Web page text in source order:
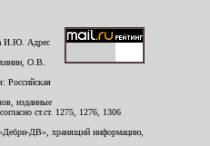
И.Ю. Адрес
О.В.
Российская
изданные
ст.ст. 1275, 1276, 1306
ДВ», хранящий информацию,